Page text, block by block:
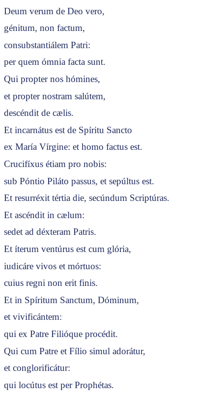
Deum verum de Deo vero,
génitum, non factum,
consubstantiálem Patri:
per quem ómnia facta sunt.
Qui propter nos hómines,
et propter nostram salútem,
descéndit de cælis.
Et incarnátus est de Spíritu Sancto
ex María Vírgine: et homo factus est.
Crucifíxus étiam pro nobis:
sub Póntio Piláto passus, et sepúltus est.
Et resurréxit tértia die, secúndum Scriptúras.
Et ascéndit in cælum:
sedet ad déxteram Patris.
Et íterum ventúrus est cum glória,
iudicáre vivos et mórtuos:
cuius regni non erit finis.
Et in Spíritum Sanctum, Dóminum,
et vivificántem:
qui ex Patre Filióque procédit.
Qui cum Patre et Fílio simul adorátur,
et conglorificátur:
qui locútus est per Prophétas.